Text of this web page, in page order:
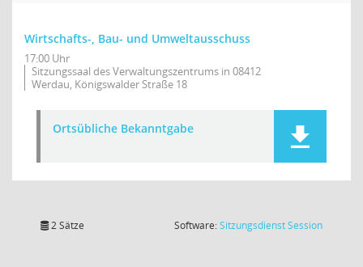
Wirtschafts-, Bau- und Umweltausschuss
17:00 Uhr
Sitzungssaal des Verwaltungszentrums in 08412
Werdau, Königswalder Straße 18
Ortsübliche Bekanntgabe
2 Sätze Software:SitzungsdienstSession(Wird in